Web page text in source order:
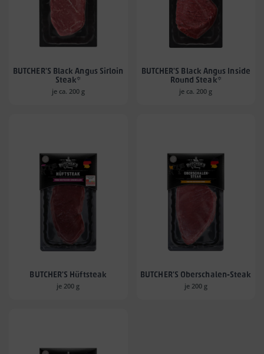
BUTCHER'S Black Angus Sirloin
Steak*
je ca. 200 g
BUTCHER'S Black Angus Inside
Round Steak*
je ca. 200 g
BUTCHER'S Hüftsteak
je 200 g
BUTCHER'S Oberschalen-Steak
je 200 g